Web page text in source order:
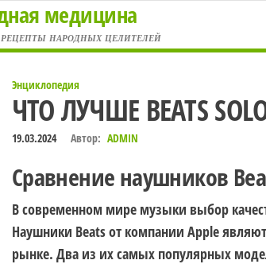
медицина
народных целителей
Энциклопедия
ЧТО ЛУЧШЕ BEATS
19.03.2024 Автор: ADMIN
Сравнение наушников
В современном мире музыки выбор
Наушники Beats от компании Apple
рынке. Два из их самых популярных